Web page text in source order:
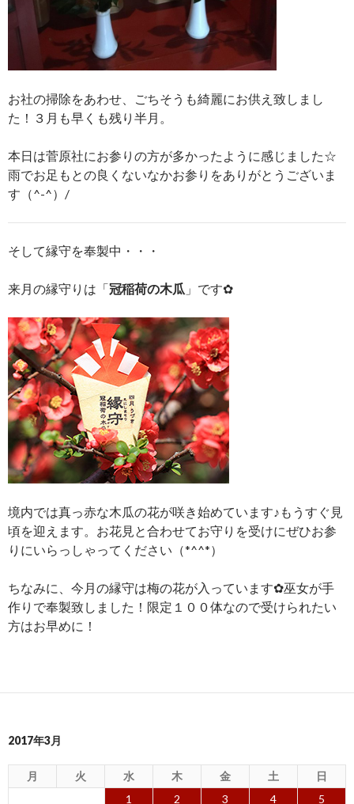
お社の掃除をあわせ、ごちそうも綺麗にお供え致しまし
た！３月も早くも残り半月。
本日は菅原社にお参りの方が多かったように感じました☆
雨でお足もとの良くないなかお参りをありがとうございま
す（^-^）/
そして縁守を奉製中・・・
来月の縁守りは「冠稲荷の木瓜 」です✿
境内では真っ赤な木瓜の花が咲き始めています♪もうすぐ見
頃を迎えます。お花見と合わせてお守りを受けにぜひお参
りにいらっしゃってください（*^^*）
ちなみに、今月の縁守は梅の花が入っています✿巫女が手
作りで奉製致しました！限定１００体なので受けられたい
方はお早めに！
2017年3月
月 火 水 木 金 土
日
1
2 3 4 5